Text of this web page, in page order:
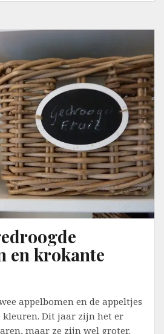
en krokante
appelbomen en de appeltjes
kleuren. Dit jaar zijn het er
maar ze zijn wel groter.